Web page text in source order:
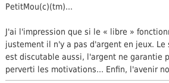
PetitMou(c)(tm)...
J'ai l'impression que si le « libre »
justement il n'y a pas d'argent en jeux. Le
est discutable aussi, l'argent ne garantie
perverti les motivations... Enfin, l'avenir